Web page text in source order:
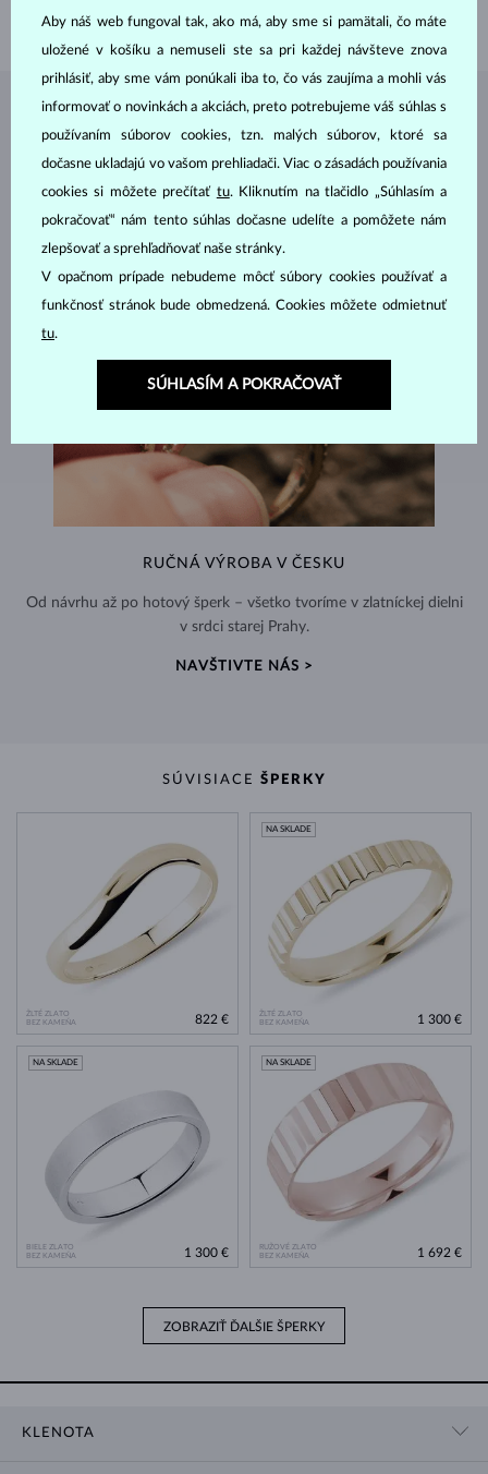
VÁHA 3.60 g
ŠPERKY ZATELIÉRU KLENOTA
RUČNÁ VÝROBA V ČESKU
Od návrhu až po hotový šperk – všetko tvoríme v zlatníckej dielni
v srdci starej Prahy.
NAVŠTIVTE NÁS >
SÚVISIACE ŠPERKY
ŽLTÉ ZLATO
BEZ KAMEŇA
822 €
ŽLTÉ ZLATO
BEZ KAMEŇA
NA SKLADE
1 300 €
BIELE ZLATO
BEZ KAMEŇA
NA SKLADE
1 300 €
RUŽOVÉ ZLATO
BEZ KAMEŇA
NA SKLADE
1 692 €
ZOBRAZIŤ ĎALŠIE ŠPERKY
KLENOTA
Aby náš web fungoval tak, ako má, aby sme si pamätali, čo máte
uložené v košíku a nemuseli ste sa pri každej návšteve znova
prihlásiť, aby sme vám ponúkali iba to, čo vás zaujíma a mohli vás
informovať o novinkách a akciách, preto potrebujeme váš súhlas s
používaním súborov cookies, tzn. malých súborov, ktoré sa
dočasne ukladajú vo vašom prehliadači. Viac o zásadách používania
cookies si môžete prečítať tu. Kliknutím na tlačidlo „Súhlasím a
pokračovať“ nám tento súhlas dočasne udelíte a pomôžete nám
zlepšovať a sprehľadňovať naše stránky.
V opačnom prípade nebudeme môcť súbory cookies používať a
funkčnosť stránok bude obmedzená. Cookies môžete odmietnuť
tu.
SÚHLASÍM A POKRAČOVAŤ